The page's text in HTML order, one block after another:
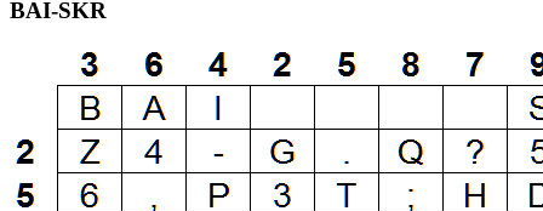
BAI-SKR